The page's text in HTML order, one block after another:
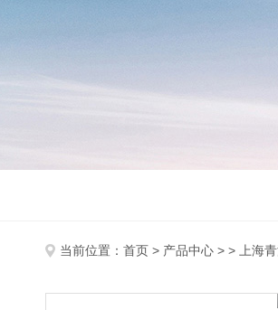
当前位置： 首页 > 产品中心 > > 上海